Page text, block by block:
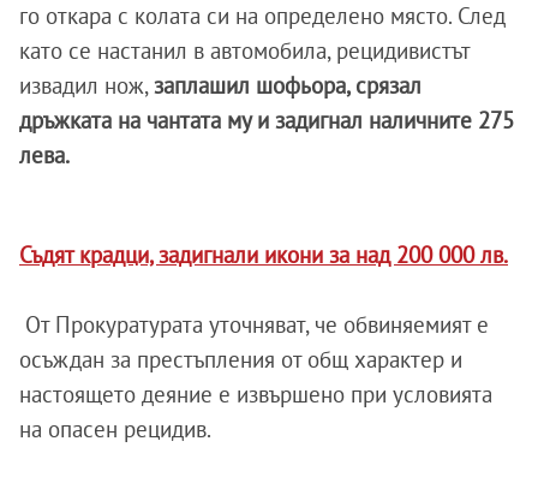
го откара с колата си на определено място. След
като се настанил в автомобила, рецидивистът
извадил нож,заплашил шофьора, срязал
дръжката на чантата му и задигнал наличните 275
лева.
Съдят крадци, задигнали икони за над 200 000 лв.
От Прокуратурата уточняват, че обвиняемият е
осъждан за престъпления от общ характер и
настоящето деяние е извършено при условията
на опасен рецидив.